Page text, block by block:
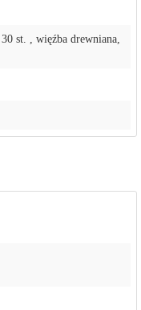
st. , więźba drewniana,